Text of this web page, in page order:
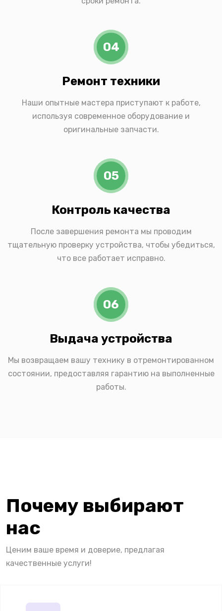
04
Ремонт техники
Наши опытные мастера приступают к работе,
используя современное оборудование и
оригинальные запчасти.
05
Контроль качества
После завершения ремонта мы проводим
тщательную проверку устройства, чтобы убедиться,
что все работает исправно.
06
Выдача устройства
Мы возвращаем вашу технику в отремонтированном
состоянии, предоставляя гарантию на выполненные
работы.
Почему выбирают
нас
Ценим ваше время и доверие, предлагая
качественные услуги!